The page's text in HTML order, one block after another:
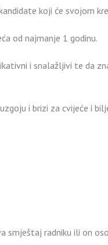
koji će svojom
od najmanje 1 godinu.
i snalažljivi te da
i brizi za cvijeće i
smještaj radniku ili on